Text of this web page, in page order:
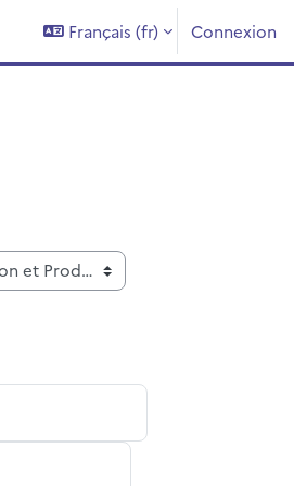
Français ‎(fr)‎ Connexion